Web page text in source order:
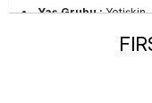
Yaş Grubu :Yetişkin